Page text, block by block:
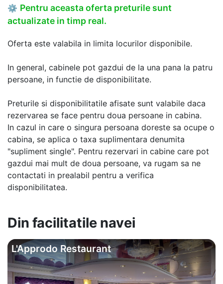
⚙ Pentru aceasta oferta preturile sunt
actualizate in timp real.
Oferta este valabila in limita locurilor disponibile.
In general, cabinele pot gazdui de la una pana la patru
persoane, in functie de disponibilitate.
Preturile si disponibilitatile afisate sunt valabile daca
rezervarea se face pentru doua persoane in cabina.
In cazul in care o singura persoana doreste sa ocupe o
cabina, se aplica o taxa suplimentara denumita
"supliment single". Pentru rezervari in cabine care pot
gazdui mai mult de doua persoane, va rugam sa ne
contactati in prealabil pentru a verifica
disponibilitatea.
Din facilitatile navei
L'Approdo Restaurant